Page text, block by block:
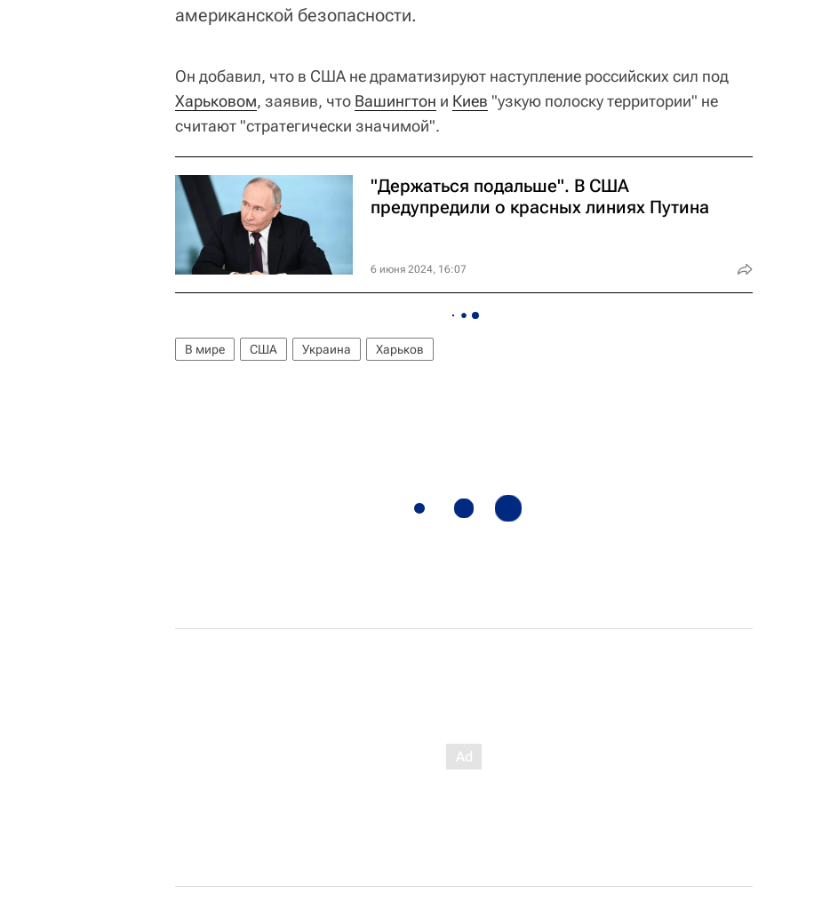
американской безопасности.
Он добавил, что в США не драматизируют наступление российских сил под
Харьковом, заявив, что Вашингтон и Киев "узкую полоску территории" не
считают "стратегически значимой".
"Держаться подальше". В США
предупредили о красных линиях Путина
6 июня 2024, 16:07
В мире США Украина Харьков